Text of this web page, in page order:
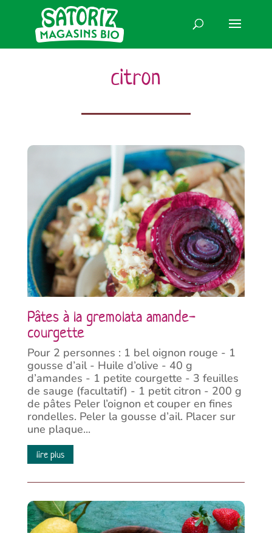
citron
Pâtes à la gremolata amande-
courgette
Pour 2 personnes : 1 bel oignon rouge - 1
gousse d’ail - Huile d’olive - 40 g
d’amandes - 1 petite courgette - 3 feuilles
de sauge (facultatif) - 1 petit citron - 200 g
de pâtes Peler l’oignon et couper en fines
rondelles. Peler la gousse d’ail. Placer sur
une plaque...
lire plus